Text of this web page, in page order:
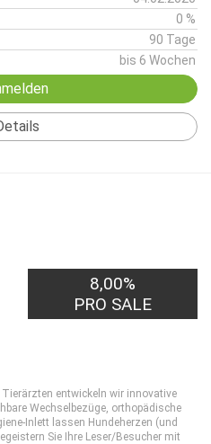
0 %
90 Tage
bis 6 Wochen
8,00%
PRO SALE
entwickeln wir innovative
Wechselbezüge, orthopädische
Inlett lassen Hundeherzen (und
Sie Ihre Leser/Besucher mit